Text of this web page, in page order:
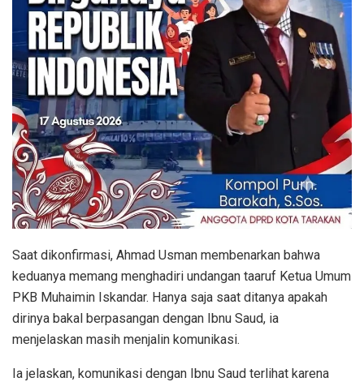
Saat dikonfirmasi, Ahmad Usman membenarkan bahwa
keduanya memang menghadiri undangan taaruf Ketua Umum
PKB Muhaimin Iskandar. Hanya saja saat ditanya apakah
dirinya bakal berpasangan dengan Ibnu Saud, ia
menjelaskan masih menjalin komunikasi.
Ia jelaskan, komunikasi dengan Ibnu Saud terlihat karena